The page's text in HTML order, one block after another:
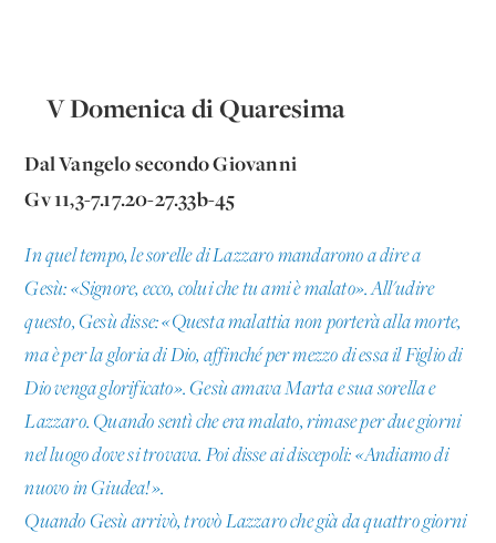
V Domenica di Quaresima
Dal Vangelo secondo Giovanni
Gv 11,3-7.17.20-27.33b-45
In quel tempo, le sorelle di Lazzaro mandarono a dire a
Gesù: «Signore, ecco, colui che tu ami è malato». All'udire
questo, Gesù disse: «Questa malattia non porterà alla morte,
ma è per la gloria di Dio, affinché per mezzo di essa il Figlio di
Dio venga glorificato». Gesù amava Marta e sua sorella e
Lazzaro. Quando sentì che era malato, rimase per due giorni
nel luogo dove si trovava. Poi disse ai discepoli: «Andiamo di
nuovo in Giudea!».
Quando Gesù arrivò, trovò Lazzaro che già da quattro giorni